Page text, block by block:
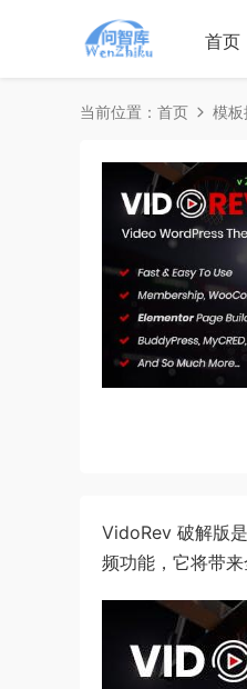
首页
当前位置： 首页 模
VidoRev 破解版
频功能，它将带来